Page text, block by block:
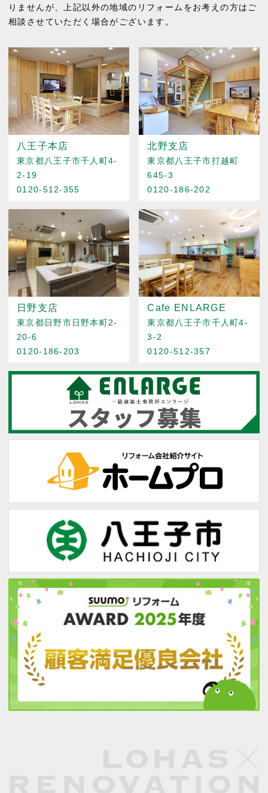
りませんが、上記以外の地域のリフォームをお考えの方はご
相談させていただく場合がございます。
八王子本店
東京都八王子市千人町4-
2-19
0120-512-355
北野支店
東京都八王子市打越町
645-3
0120-186-202
日野支店
東京都日野市日野本町2-
20-6
0120-186-203
Cafe ENLARGE
東京都八王子市千人町4-
3-2
0120-512-357